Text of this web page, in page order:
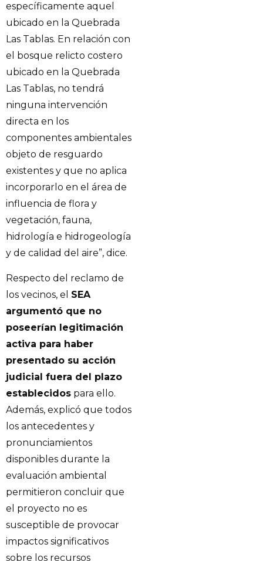
específicamente aquel
ubicado en la Quebrada
Las Tablas. En relación con
el bosque relicto costero
ubicado en la Quebrada
Las Tablas, no tendrá
ninguna intervención
directa en los
componentes ambientales
objeto de resguardo
existentes y que no aplica
incorporarlo en el área de
influencia de flora y
vegetación, fauna,
hidrología e hidrogeología
y de calidad del aire”, dice.
Respecto del reclamo de
los vecinos, el SEA
argumentó que no
poseerían legitimación
activa para haber
presentado su acción
judicial fuera del plazo
establecidos para ello.
Además, explicó que todos
los antecedentes y
pronunciamientos
disponibles durante la
evaluación ambiental
permitieron concluir que
el proyecto no es
susceptible de provocar
impactos significativos
sobre los recursos